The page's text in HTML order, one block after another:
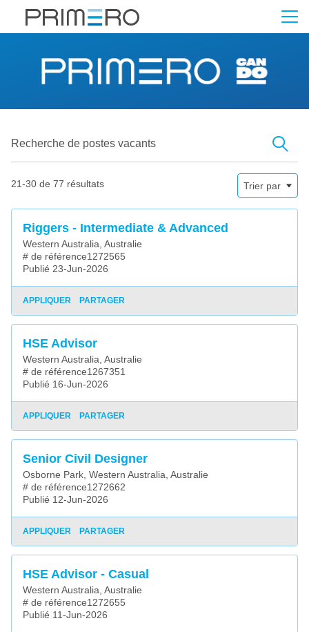
Recherche de postes vacants
21-30 de 77 résultats Trier par
Riggers - Intermediate & Advanced
Western Australia, Australie
# de référence1272565
Publié 23-Jun-2026
APPLIQUER PARTAGER
HSE Advisor
Western Australia, Australie
# de référence1267351
Publié 16-Jun-2026
APPLIQUER PARTAGER
Senior Civil Designer
Osborne Park, Western Australia, Australie
# de référence1272662
Publié 12-Jun-2026
APPLIQUER PARTAGER
HSE Advisor - Casual
Western Australia, Australie
# de référence1272655
Publié 11-Jun-2026